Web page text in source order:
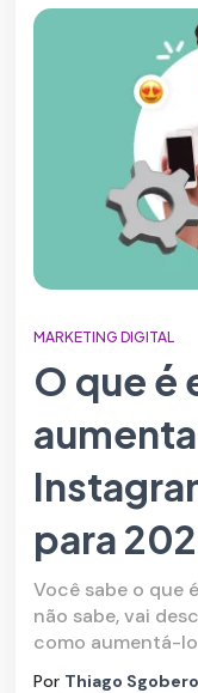
MARKETING DIGITAL
O que é
para
Você sabe o que
não sabe, vai
como aumentá-
Por Thiago Sgobero